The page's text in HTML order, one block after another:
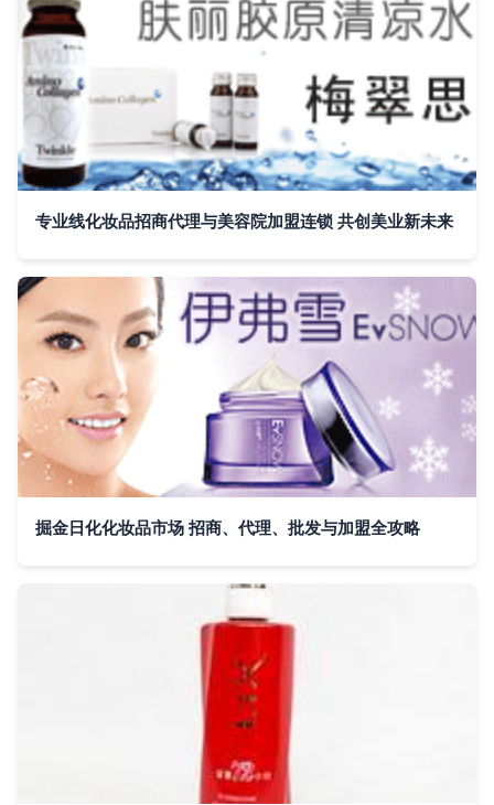
专业线化妆品招商代理与美容院加盟连锁 共创美业新未来
掘金日化化妆品市场 招商、代理、批发与加盟全攻略